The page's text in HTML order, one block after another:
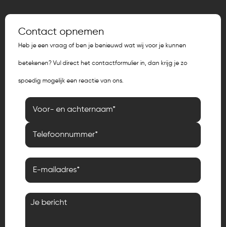
Contact opnemen
Heb je een vraag of ben je benieuwd wat wij voor je kunnen
betekenen? Vul direct het contactformulier in, dan krijg je zo
spoedig mogelijk een reactie van ons.